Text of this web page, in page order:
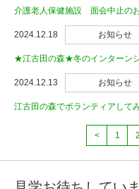
介護老人保健施設 面会中止の
2024.12.18 お知らせ
★江古田の森★冬のインターン
2024.12.13 お知らせ
江古田の森でボランティアして
< 1 2